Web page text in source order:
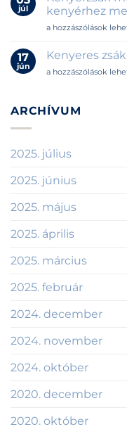
választáshoz
bejegyzéshez
mekkora
szőnyeg
kell
helyiségbe?
júl
kenyérhez
Kenyérzsák
útmutatója
Melyik
zsák
a hozzászólások
17
jún
Kenyeres
Kenyeres
kapható
a hozzászólások
ARCHÍVUM
2025. július
2025. június
2025. május
2025. április
2025. március
2025. február
2024. december
2024. november
2024. október
2020. december
2020. október